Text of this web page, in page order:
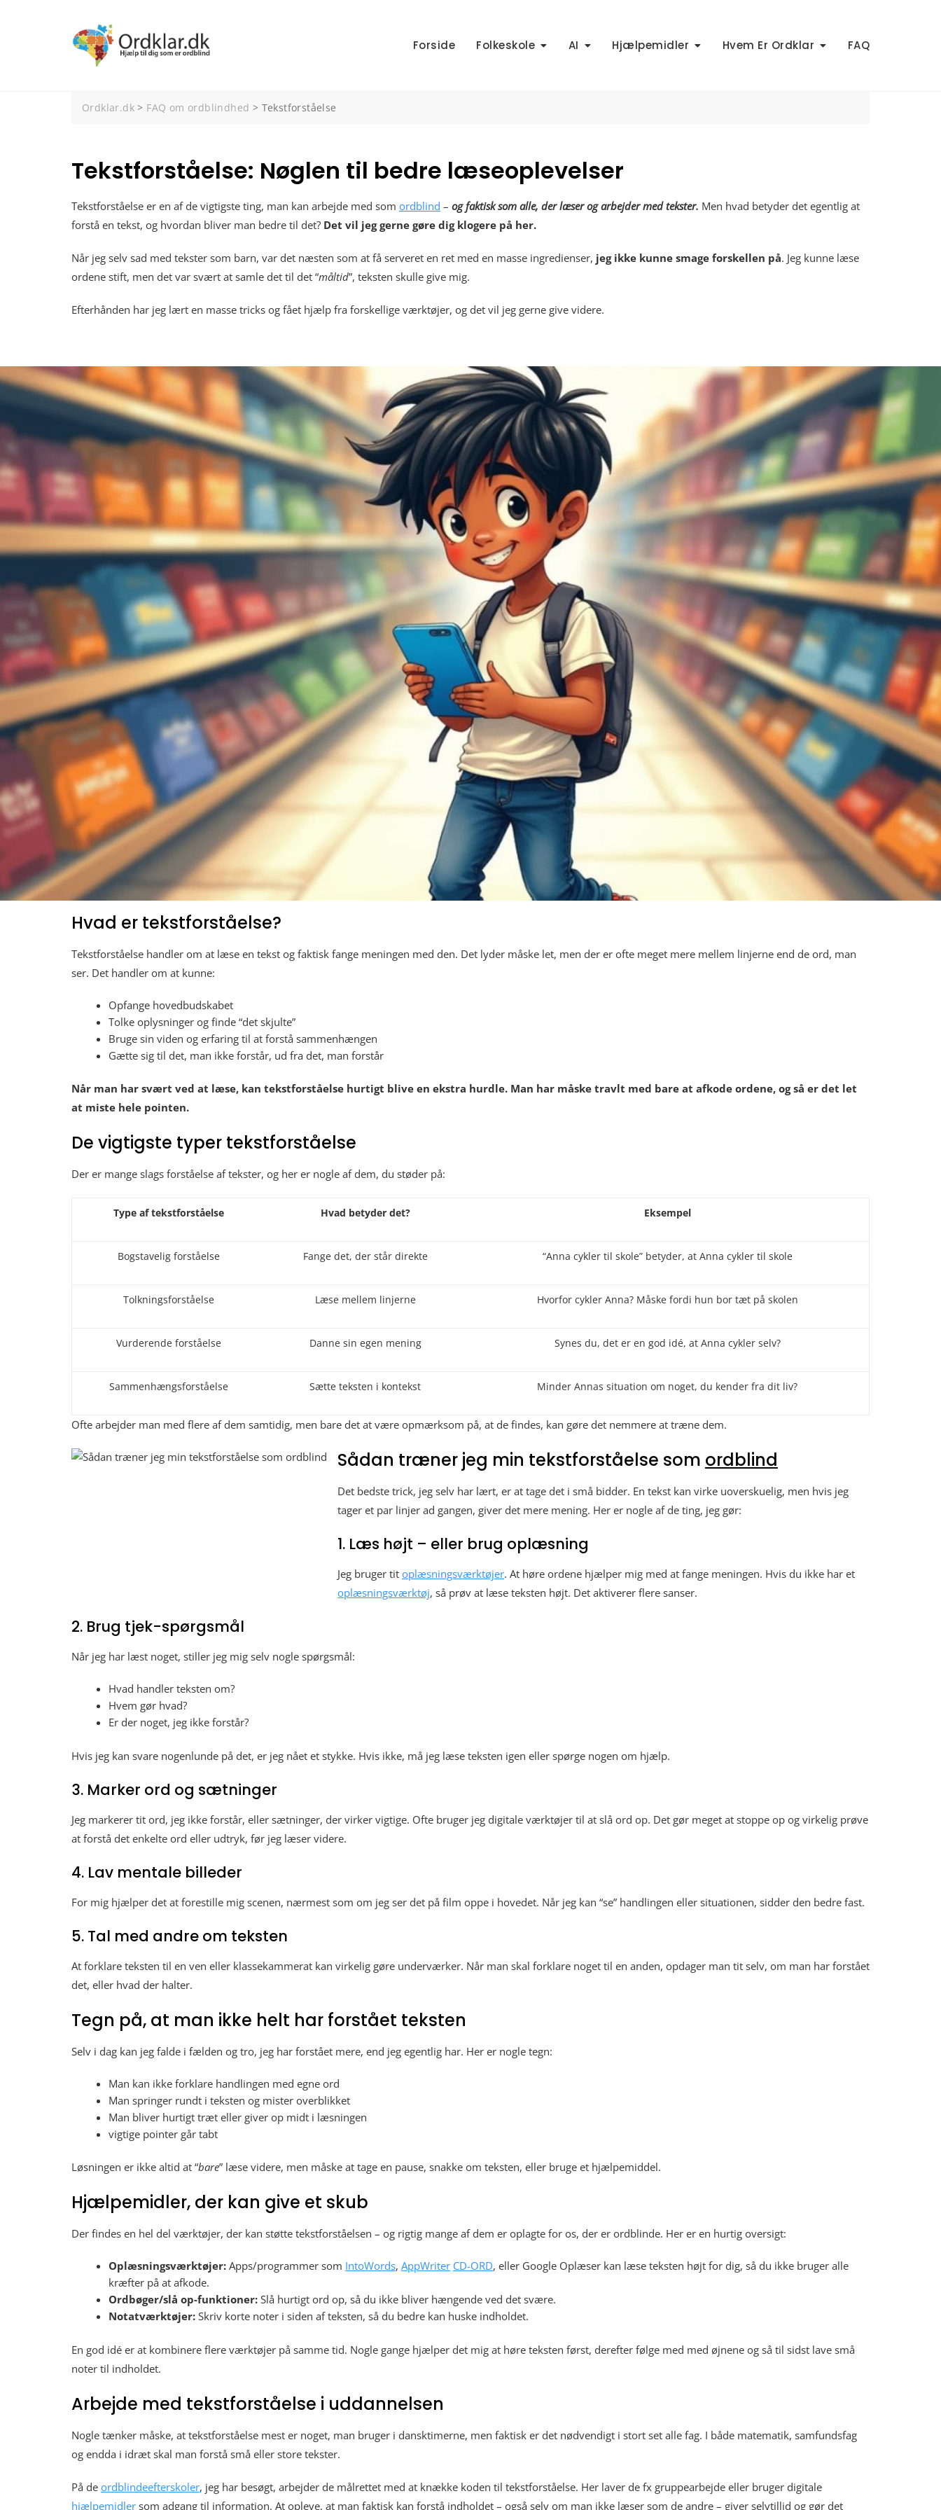
Forside Folkeskole AI Hjælpemidler Hvem Er Ordklar FAQ
Ordklar.dk > FAQ om ordblindhed > Tekstforståelse
Tekstforståelse: Nøglen til bedre læseoplevelser
Tekstforståelse er en af de vigtigste ting, man kan arbejde med som ordblind – og faktisk som alle, der læser og arbejder med tekster. Men hvad betyder det egentlig at
forstå en tekst, og hvordan bliver man bedre til det? Det vil jeg gerne gøre dig klogere på her.
Når jeg selv sad med tekster som barn, var det næsten som at få serveret en ret med en masse ingredienser, jeg ikke kunne smage forskellen på. Jeg kunne læse
ordene stift, men det var svært at samle det til det “måltid”, teksten skulle give mig.
Efterhånden har jeg lært en masse tricks og fået hjælp fra forskellige værktøjer, og det vil jeg gerne give videre.
Hvad er tekstforståelse?
Tekstforståelse handler om at læse en tekst og faktisk fange meningen med den. Det lyder måske let, men der er ofte meget mere mellem linjerne end de ord, man
ser. Det handler om at kunne:
Opfange hovedbudskabet
Tolke oplysninger og finde “det skjulte”
Bruge sin viden og erfaring til at forstå sammenhængen
Gætte sig til det, man ikke forstår, ud fra det, man forstår
Når man har svært ved at læse, kan tekstforståelse hurtigt blive en ekstra hurdle. Man har måske travlt med bare at afkode ordene, og så er det let
at miste hele pointen.
De vigtigste typer tekstforståelse
Der er mange slags forståelse af tekster, og her er nogle af dem, du støder på:
Type af tekstforståelse Hvad betyder det? Eksempel
Bogstavelig forståelse Fange det, der står direkte “Anna cykler til skole” betyder, at Anna cykler til skole
Tolkningsforståelse Læse mellem linjerne Hvorfor cykler Anna? Måske fordi hun bor tæt på skolen
Vurderende forståelse Danne sin egen mening Synes du, det er en god idé, at Anna cykler selv?
Sammenhængsforståelse Sætte teksten i kontekst Minder Annas situation om noget, du kender fra dit liv?
Ofte arbejder man med flere af dem samtidig, men bare det at være opmærksom på, at de findes, kan gøre det nemmere at træne dem.
Sådan træner jeg min tekstforståelse som ordblind
Det bedste trick, jeg selv har lært, er at tage det i små bidder. En tekst kan virke uoverskuelig, men hvis jeg
tager et par linjer ad gangen, giver det mere mening. Her er nogle af de ting, jeg gør:
1. Læs højt – eller brug oplæsning
Jeg bruger tit oplæsningsværktøjer. At høre ordene hjælper mig med at fange meningen. Hvis du ikke har et
oplæsningsværktøj, så prøv at læse teksten højt. Det aktiverer flere sanser.
2. Brug tjek-spørgsmål
Når jeg har læst noget, stiller jeg mig selv nogle spørgsmål:
Hvad handler teksten om?
Hvem gør hvad?
Er der noget, jeg ikke forstår?
Hvis jeg kan svare nogenlunde på det, er jeg nået et stykke. Hvis ikke, må jeg læse teksten igen eller spørge nogen om hjælp.
3. Marker ord og sætninger
Jeg markerer tit ord, jeg ikke forstår, eller sætninger, der virker vigtige. Ofte bruger jeg digitale værktøjer til at slå ord op. Det gør meget at stoppe op og virkelig prøve
at forstå det enkelte ord eller udtryk, før jeg læser videre.
4. Lav mentale billeder
For mig hjælper det at forestille mig scenen, nærmest som om jeg ser det på film oppe i hovedet. Når jeg kan “se” handlingen eller situationen, sidder den bedre fast.
5. Tal med andre om teksten
At forklare teksten til en ven eller klassekammerat kan virkelig gøre underværker. Når man skal forklare noget til en anden, opdager man tit selv, om man har forstået
det, eller hvad der halter.
Tegn på, at man ikke helt har forstået teksten
Selv i dag kan jeg falde i fælden og tro, jeg har forstået mere, end jeg egentlig har. Her er nogle tegn:
Man kan ikke forklare handlingen med egne ord
Man springer rundt i teksten og mister overblikket
Man bliver hurtigt træt eller giver op midt i læsningen
vigtige pointer går tabt
Løsningen er ikke altid at “bare” læse videre, men måske at tage en pause, snakke om teksten, eller bruge et hjælpemiddel.
Hjælpemidler, der kan give et skub
Der findes en hel del værktøjer, der kan støtte tekstforståelsen – og rigtig mange af dem er oplagte for os, der er ordblinde. Her er en hurtig oversigt:
Oplæsningsværktøjer: Apps/programmer som IntoWords,AppWriter CD-ORD, eller Google Oplæser kan læse teksten højt for dig, så du ikke bruger alle
kræfter på at afkode.
Ordbøger/slå op-funktioner: Slå hurtigt ord op, så du ikke bliver hængende ved det svære.
Notatværktøjer: Skriv korte noter i siden af teksten, så du bedre kan huske indholdet.
En god idé er at kombinere flere værktøjer på samme tid. Nogle gange hjælper det mig at høre teksten først, derefter følge med med øjnene og så til sidst lave små
noter til indholdet.
Arbejde med tekstforståelse i uddannelsen
Nogle tænker måske, at tekstforståelse mest er noget, man bruger i dansktimerne, men faktisk er det nødvendigt i stort set alle fag. I både matematik, samfundsfag
og endda i idræt skal man forstå små eller store tekster.
På de ordblindeefterskoler, jeg har besøgt, arbejder de målrettet med at knække koden til tekstforståelse. Her laver de fx gruppearbejde eller bruger digitale
hjælpemidler som adgang til information. At opleve, at man faktisk kan forstå indholdet – også selv om man ikke læser som de andre – giver selvtillid og gør det